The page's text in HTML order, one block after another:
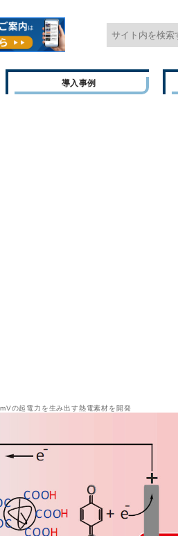
導入事例
の起電力を生み出す熱電素材を開発